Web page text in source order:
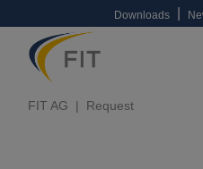
Downloads
FIT AG Request